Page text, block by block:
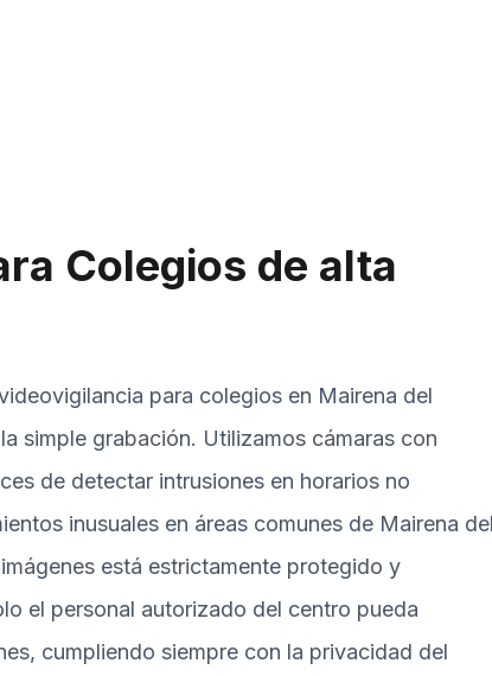
Colegios de alta
para colegios en Mairena del
simple grabación. Utilizamos cámaras con
de detectar intrusiones en horarios no
inusuales en áreas comunes de Mairena del
está estrictamente protegido y
el personal autorizado del centro pueda
cumpliendo siempre con la privacidad del